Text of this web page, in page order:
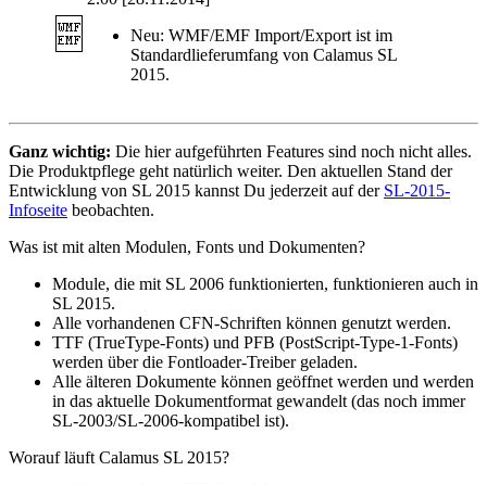
Neu: WMF/EMF Import/Export ist im
Standardlieferumfang von Calamus SL
2015.
Ganz wichtig: Die hier aufgeführten Features sind noch nicht alles.
Die Produktpflege geht natürlich weiter. Den aktuellen Stand der
Entwicklung von SL 2015 kannst Du jederzeit auf der SL-2015-
Infoseite beobachten.
Was ist mit alten Modulen, Fonts und Dokumenten?
Module, die mit SL 2006 funktionierten, funktionieren auch in
SL 2015.
Alle vorhandenen CFN-Schriften können genutzt werden.
TTF (TrueType-Fonts) und PFB (PostScript-Type-1-Fonts)
werden über die Fontloader-Treiber geladen.
Alle älteren Dokumente können geöffnet werden und werden
in das aktuelle Dokumentformat gewandelt (das noch immer
SL-2003/SL-2006-kompatibel ist).
Worauf läuft Calamus SL 2015?